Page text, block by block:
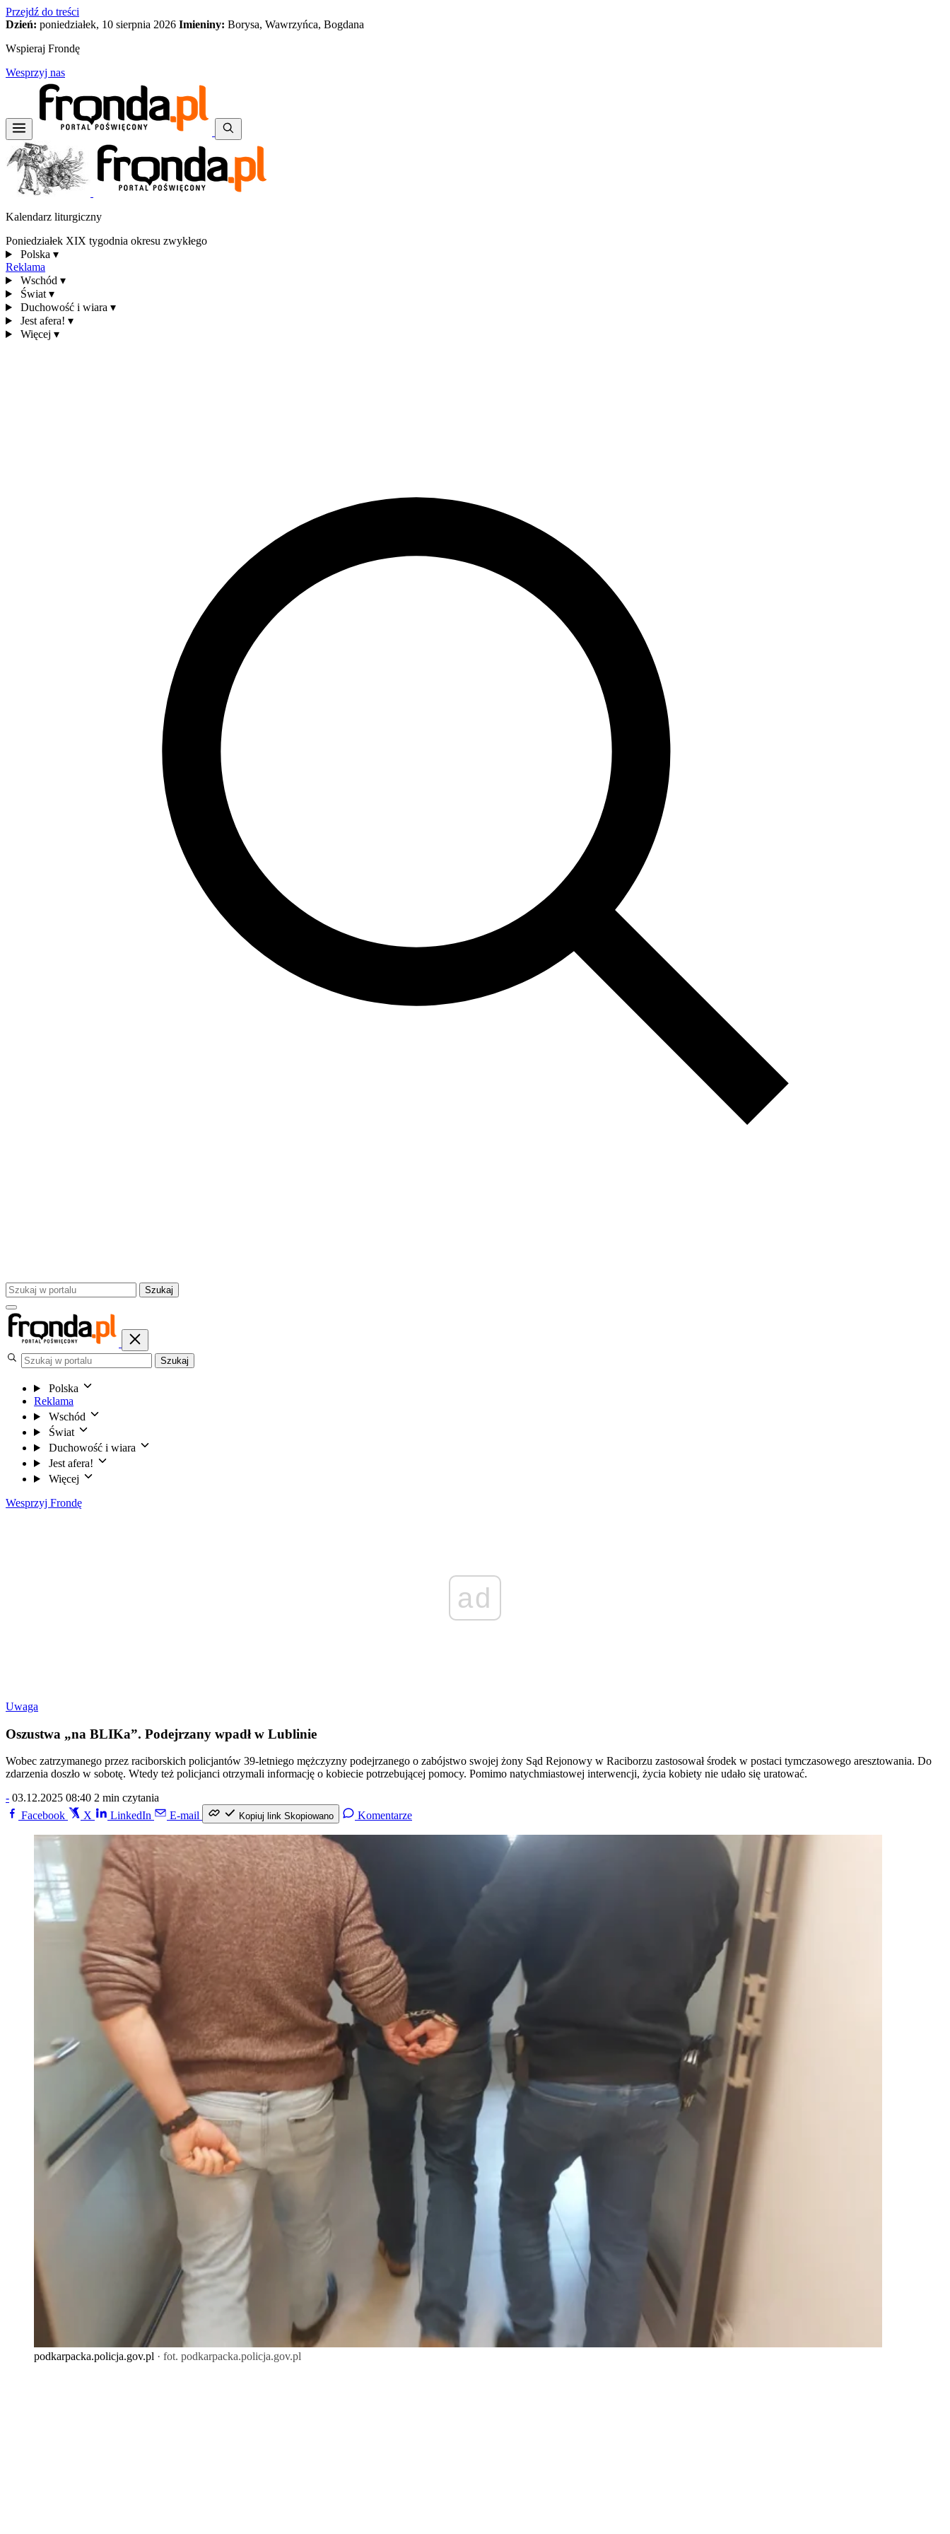
Przejdź do treści
Dzień: poniedziałek, 10 sierpnia 2026 Imieniny: Borysa, Wawrzyńca, Bogdana
Wspieraj Frondę
Wesprzyj nas
Kalendarz liturgiczny
Poniedziałek XIX tygodnia okresu zwykłego
Polska ▾
Reklama
Wschód ▾
Świat ▾
Duchowość i wiara ▾
Jest afera! ▾
Więcej ▾
Szukaj
Szukaj
Polska
Reklama
Wschód
Świat
Duchowość i wiara
Jest afera!
Więcej
Wesprzyj Frondę
ad
Uwaga
Oszustwa „na BLIKa”. Podejrzany wpadł w Lublinie
Wobec zatrzymanego przez raciborskich policjantów 39-letniego mężczyzny podejrzanego o zabójstwo swojej żony Sąd Rejonowy w Raciborzu zastosował środek w postaci tymczasowego aresztowania. Do
zdarzenia doszło w sobotę. Wtedy też policjanci otrzymali informację o kobiecie potrzebującej pomocy. Pomimo natychmiastowej interwencji, życia kobiety nie udało się uratować.
- 03.12.2025 08:40 2 min czytania
Facebook
X LinkedIn E-mail Kopiuj link Skopiowano Komentarze
podkarpacka.policja.gov.pl · fot. podkarpacka.policja.gov.pl